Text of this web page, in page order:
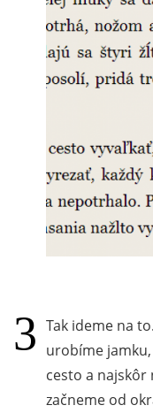
Tak ideme na
urobíme
cesto a najskôr
začneme od